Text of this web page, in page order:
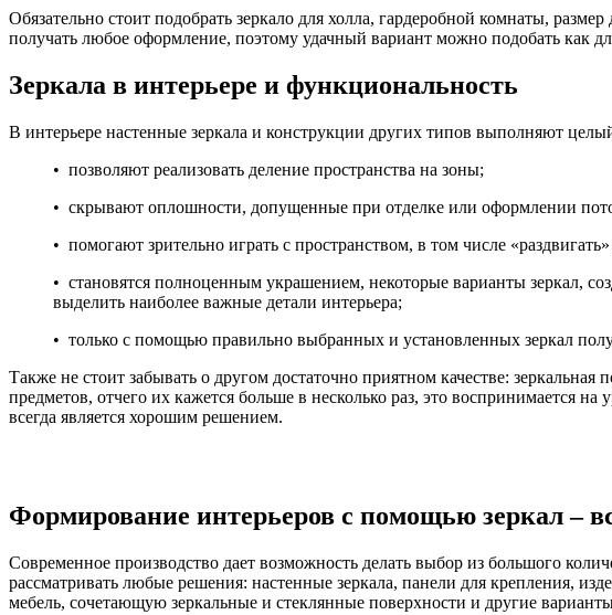
Обязательно стоит подобрать зеркало для холла, гардеробной комнаты,
получать любое оформление, поэтому удачный вариант можно подобать как
Зеркала в интерьере и функциональность
В интерьере настенные зеркала и конструкции других типов выполняют
• позволяют реализовать деление пространства на зоны;
• скрывают оплошности, допущенные при отделке или оформлении
• помогают зрительно играть с пространством, в том числе
• становятся полноценным украшением, некоторые варианты зеркал,
выделить наиболее важные детали интерьера;
• только с помощью правильно выбранных и установленных зеркал
Также не стоит забывать о другом достаточно приятном качестве:
предметов, отчего их кажется больше в несколько раз, это воспринимается
всегда является хорошим решением.
Формирование интерьеров с помощью зеркал –
Современное производство дает возможность делать выбор из большого
рассматривать любые решения: настенные зеркала, панели для крепления,
мебель, сочетающую зеркальные и стеклянные поверхности и другие